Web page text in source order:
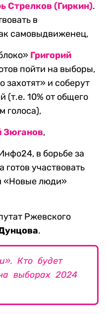
Стрелков (Гиркин).
в
самовыдвиженец,
Григорий
пойти на выборы,
захотят» и соберут
(т.е. 10% от общего
голоса),
Зюганов,
в борьбе за
готов участвовать
«Новые люди»
Ржевского
.
Кто будет
выборах 2024